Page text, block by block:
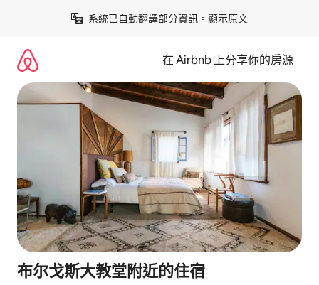
系統已自動翻譯部分資訊。 顯示原文
在 Airbnb 上分享你的房源
布尔戈斯大教堂附近的住宿